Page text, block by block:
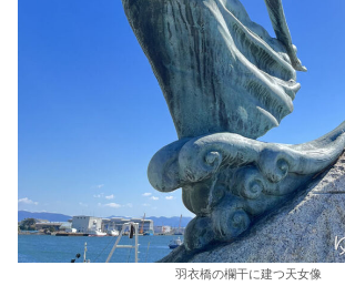
羽衣橋の欄干に建つ天女像